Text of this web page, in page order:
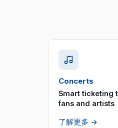
Concerts
Smart ticketing
fans and artists
了解更多 →